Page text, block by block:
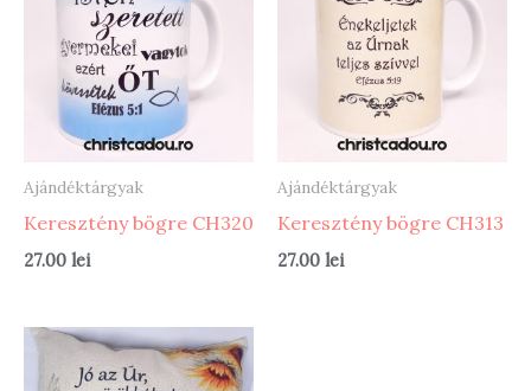
Ajándéktárgyak
Keresztény bögre CH320
27.00 lei
Ajándéktárgyak
Keresztény bögre CH313
27.00 lei